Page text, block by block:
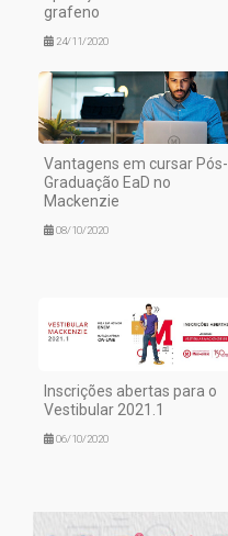
grafeno
24/11/2020
Vantagens em cursar Pós-
Graduação EaD no
Mackenzie
08/10/2020
Inscrições abertas para o
Vestibular 2021.1
06/10/2020